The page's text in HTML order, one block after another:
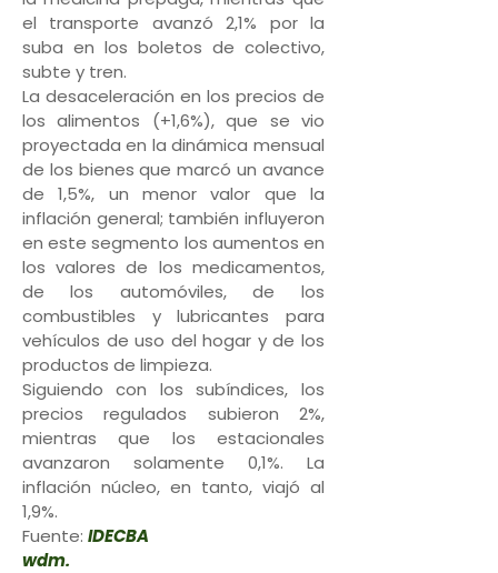
el transporte avanzó 2,1% por la
suba en los boletos de colectivo,
subte y tren.
La desaceleración en los precios de
los alimentos (+1,6%), que se vio
proyectada en la dinámica mensual
de los bienes que marcó un avance
de 1,5%, un menor valor que la
inflación general; también influyeron
en este segmento los aumentos en
los valores de los medicamentos,
de los automóviles, de los
combustibles y lubricantes para
vehículos de uso del hogar y de los
productos de limpieza.
Siguiendo con los subíndices, los
precios regulados subieron 2%,
mientras que los estacionales
avanzaron solamente 0,1%. La
inflación núcleo, en tanto, viajó al
1,9%.
Fuente: IDECBA
wdm.